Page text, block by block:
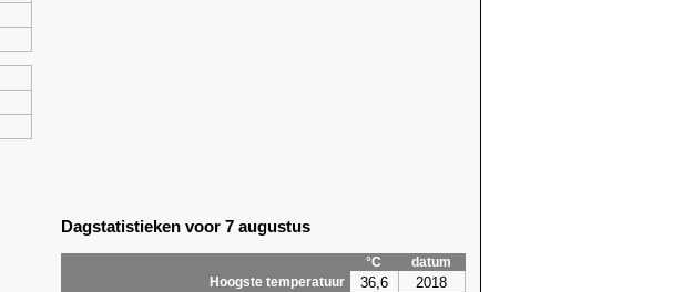
Dagstatistieken voor 7 augustus
°C
datum
Hoogste temperatuur
36,6 2018